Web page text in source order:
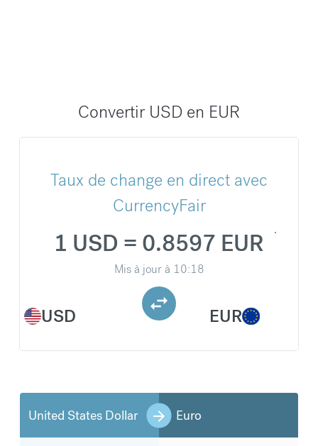
Convertir USD en EUR
Taux de change en direct avec
CurrencyFair
USD
1 USD = 0.8597 EUR
Mis à jour à 10:18
EUR
United States Dollar Euro